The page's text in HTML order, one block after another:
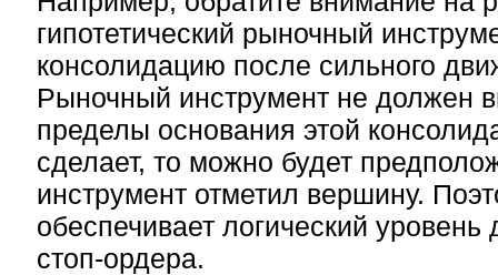
гипотетический рыночный
консолидацию после сильного
Рыночный инструмент не должен
пределы основания этой
сделает, то можно будет
инструмент отметил вершину.
обеспечивает логический
стоп-ордера.